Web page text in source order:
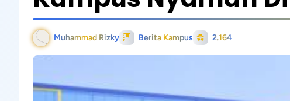
Muhammad Rizky Berita Kampus 2.164